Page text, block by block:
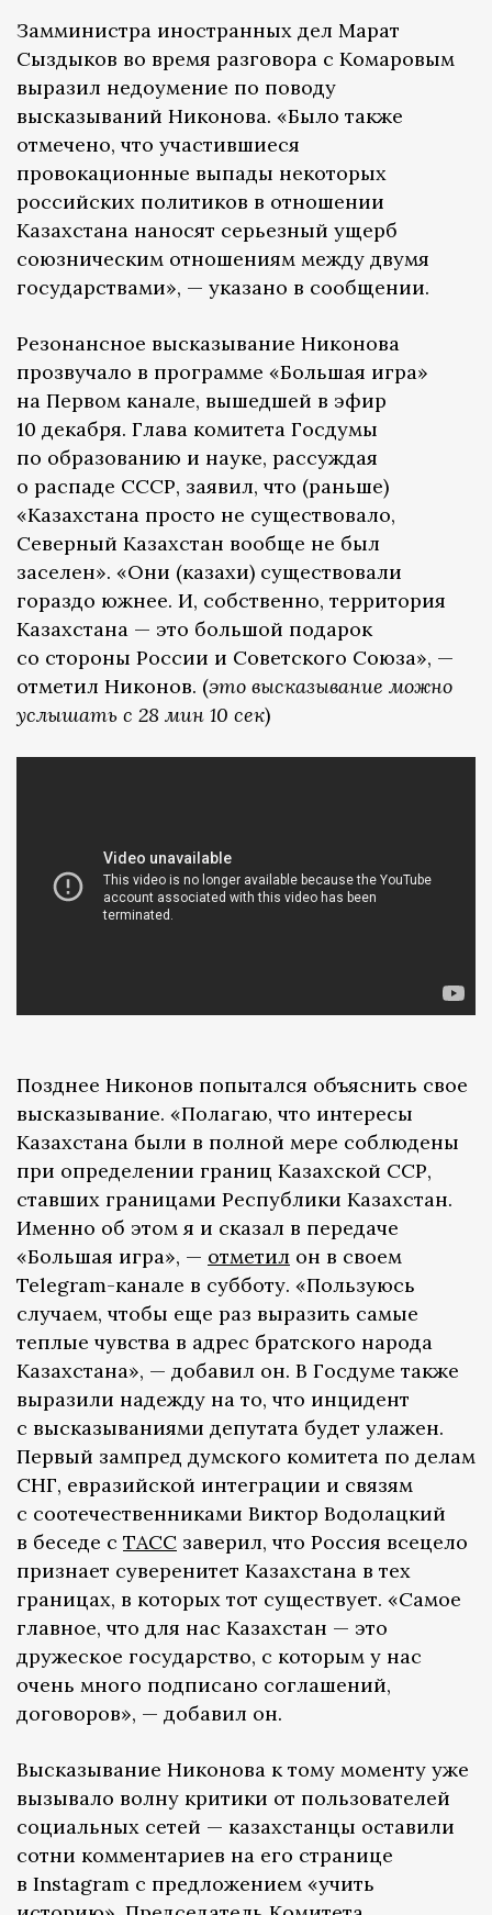
Замминистра иностранных дел Марат
Сыздыков во время разговора с Комаровым
выразил недоумение по поводу
высказываний Никонова. «Было также
отмечено, что участившиеся
провокационные выпады некоторых
российских политиков в отношении
Казахстана наносят серьезный ущерб
союзническим отношениям между двумя
государствами», — указано в сообщении.
Резонансное высказывание Никонова
прозвучало в программе «Большая игра»
на Первом канале, вышедшей в эфир
10 декабря. Глава комитета Госдумы
по образованию и науке, рассуждая
о распаде СССР, заявил, что (раньше)
«Казахстана просто не существовало,
Северный Казахстан вообще не был
заселен». «Они (казахи) существовали
гораздо южнее. И, собственно, территория
Казахстана — это большой подарок
со стороны России и Советского Союза», —
отметил Никонов. (это высказывание можно
услышать с 28 мин 10 сек)
Позднее Никонов попытался объяснить свое
высказывание. «Полагаю, что интересы
Казахстана были в полной мере соблюдены
при определении границ Казахской ССР,
ставших границами Республики Казахстан.
Именно об этом я и сказал в передаче
«Большая игра», — отметил он в своем
Telegram-канале в субботу. «Пользуюсь
случаем, чтобы еще раз выразить самые
теплые чувства в адрес братского народа
Казахстана», — добавил он. В Госдуме также
выразили надежду на то, что инцидент
с высказываниями депутата будет улажен.
Первый зампред думского комитета по делам
СНГ, евразийской интеграции и связям
с соотечественниками Виктор Водолацкий
в беседе с ТАСС заверил, что Россия всецело
признает суверенитет Казахстана в тех
границах, в которых тот существует. «Самое
главное, что для нас Казахстан — это
дружеское государство, с которым у нас
очень много подписано соглашений,
договоров», — добавил он.
Высказывание Никонова к тому моменту уже
вызывало волну критики от пользователей
социальных сетей — казахстанцы оставили
сотни комментариев на его странице
в Instagram с предложением «учить